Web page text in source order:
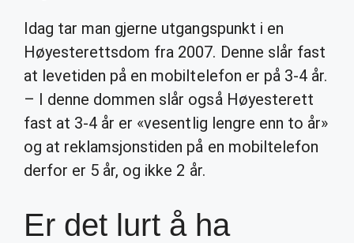
Idag tar man gjerne utgangspunkt i en
Høyesterettsdom fra 2007. Denne slår fast
at levetiden på en mobiltelefon er på 3-4 år.
– I denne dommen slår også Høyesterett
fast at 3-4 år er «vesentlig lengre enn to år»
og at reklamsjonstiden på en mobiltelefon
derfor er 5 år, og ikke 2 år.
Er det lurt å ha